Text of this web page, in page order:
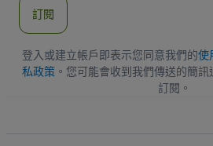
地
訂閱
登入或建立帳戶即表示您同意我們的使
私政策 。您可能會收到我們傳送的簡
訂閱。